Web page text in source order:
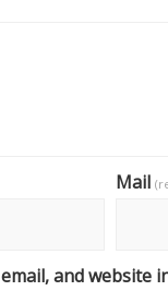
Mail
email, and